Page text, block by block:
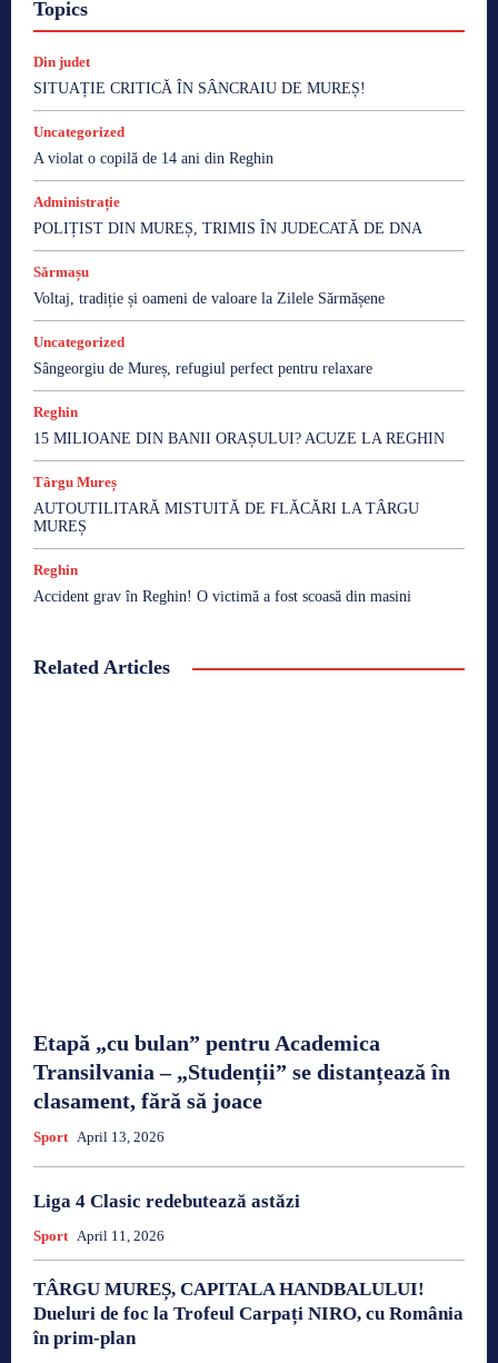
Topics
Din judet
SITUAȚIE CRITICĂ ÎN SÂNCRAIU DE MUREȘ!
Uncategorized
A violat o copilă de 14 ani din Reghin
Administrație
POLIȚIST DIN MUREȘ, TRIMIS ÎN JUDECATĂ DE DNA
Sărmașu
Voltaj, tradiție și oameni de valoare la Zilele Sărmășene
Uncategorized
Sângeorgiu de Mureș, refugiul perfect pentru relaxare
Reghin
15 MILIOANE DIN BANII ORAȘULUI? ACUZE LA REGHIN
Târgu Mureș
AUTOUTILITARĂ MISTUITĂ DE FLĂCĂRI LA TÂRGU
MUREȘ
Reghin
Accident grav în Reghin! O victimă a fost scoasă din masini
Related Articles
Etapă „cu bulan” pentru Academica
Transilvania – „Studenții” se distanțează în
clasament, fără să joace
Sport April 13, 2026
Liga 4 Clasic redebutează astăzi
Sport April 11, 2026
TÂRGU MUREȘ, CAPITALA HANDBALULUI!
Dueluri de foc la Trofeul Carpați NIRO, cu România
în prim-plan